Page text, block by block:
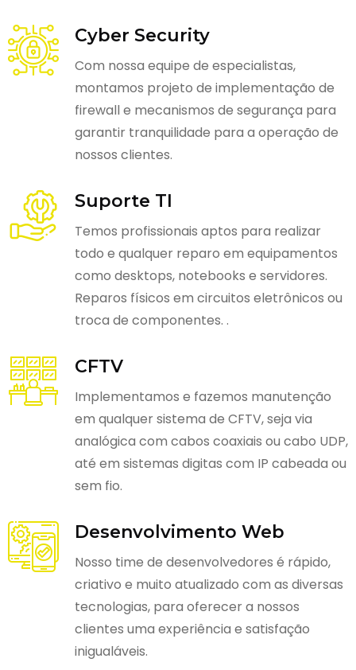
Cyber Security
Com nossa equipe de especialistas,
montamos projeto de implementação de
firewall e mecanismos de segurança para
garantir tranquilidade para a operação de
nossos clientes.
Suporte TI
Temos profissionais aptos para realizar
todo e qualquer reparo em equipamentos
como desktops, notebooks e servidores.
Reparos físicos em circuitos eletrônicos ou
troca de componentes. .
CFTV
Implementamos e fazemos manutenção
em qualquer sistema de CFTV, seja via
analógica com cabos coaxiais ou cabo UDP,
até em sistemas digitas com IP cabeada ou
sem fio.
Desenvolvimento Web
Nosso time de desenvolvedores é rápido,
criativo e muito atualizado com as diversas
tecnologias, para oferecer a nossos
clientes uma experiência e satisfação
inigualáveis.